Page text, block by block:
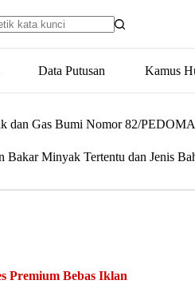
Data Putusan Kamus
dan Gas Bumi Nomor 82/
Bakar Minyak Tertentu dan Jenis
Premium Bebas Iklan